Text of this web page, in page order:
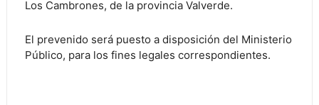
Los Cambrones, de la provincia Valverde.
El prevenido será puesto a disposición del Ministerio
Público, para los fines legales correspondientes.